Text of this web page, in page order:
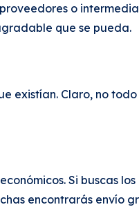
o
que se pueda.
existían. Claro, no todo
Si buscas los
encontrarás envío